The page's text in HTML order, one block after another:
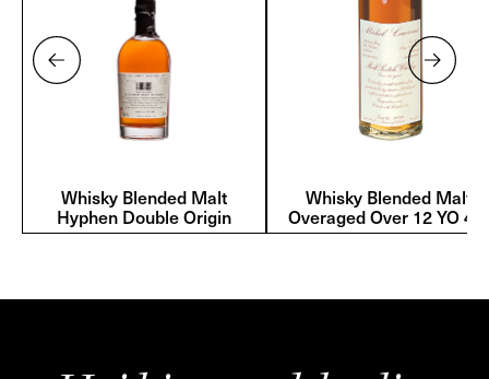
Whisky Blended Malt
Hyphen Double Origin
Whisky Blended Malt
Overaged Over 12 YO 43°